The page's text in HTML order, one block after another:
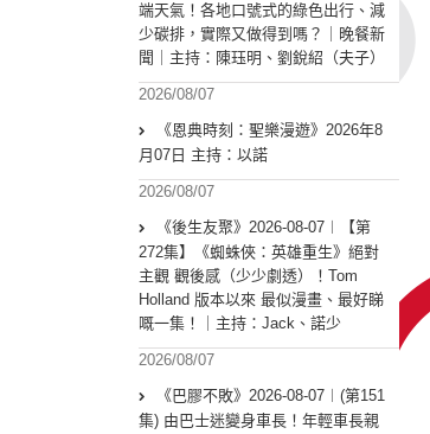
端天氣！各地口號式的綠色出行、減
少碳排，實際又做得到嗎？｜晚餐新
聞｜主持：陳珏明、劉銳紹（夫子）
2026/08/07
《恩典時刻：聖樂漫遊》2026年8
月07日 主持：以諾
2026/08/07
《後生友聚》2026-08-07︱【第
272集】《蜘蛛俠：英雄重生》絕對
主觀 觀後感（少少劇透）！Tom
Holland 版本以來 最似漫畫、最好睇
嘅一集！｜主持：Jack、諾少
2026/08/07
《巴膠不敗》2026-08-07︱(第151
集) 由巴士迷變身車長！年輕車長親